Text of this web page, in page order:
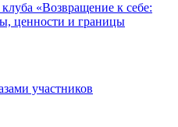
«Возвращение к себе:
ценности и границы
участников